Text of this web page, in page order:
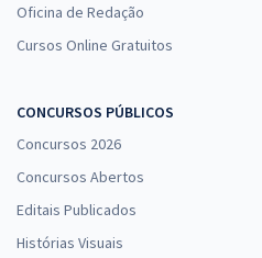
Oficina de Redação
Cursos Online Gratuitos
CONCURSOS PÚBLICOS
Concursos 2026
Concursos Abertos
Editais Publicados
Histórias Visuais